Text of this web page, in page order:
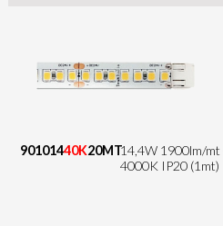
90101440K20MT14,4W 1900lm/mt
4000K IP20 (1mt)